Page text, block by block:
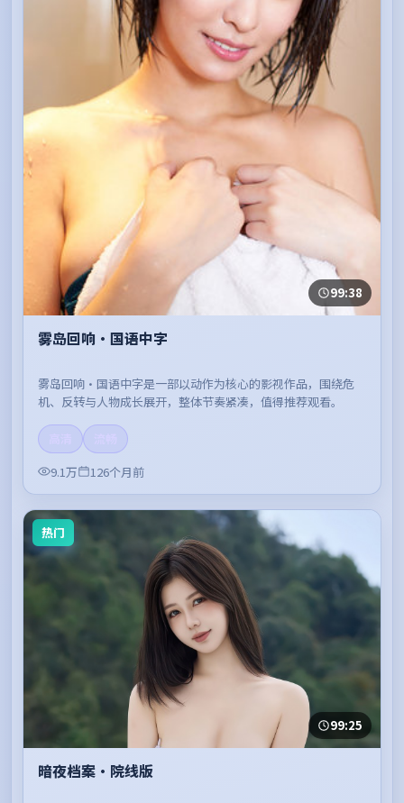
99:38
雾岛回响·国语中字
雾岛回响·国语中字是一部以动作为核心的影视作品，围绕危
机、反转与人物成长展开，整体节奏紧凑，值得推荐观看。
9.1万
126个月前
热门
99:25
暗夜档案·院线版